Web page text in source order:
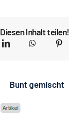
Diesen Inhalt teilen!
Bunt gemischt